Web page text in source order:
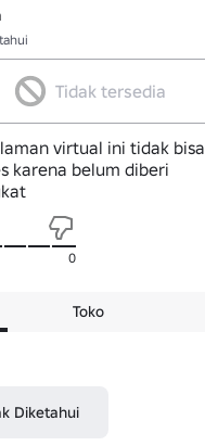
Tidak tersedia
virtual ini tidak bisa
karena belum diberi
0
Toko
Diketahui